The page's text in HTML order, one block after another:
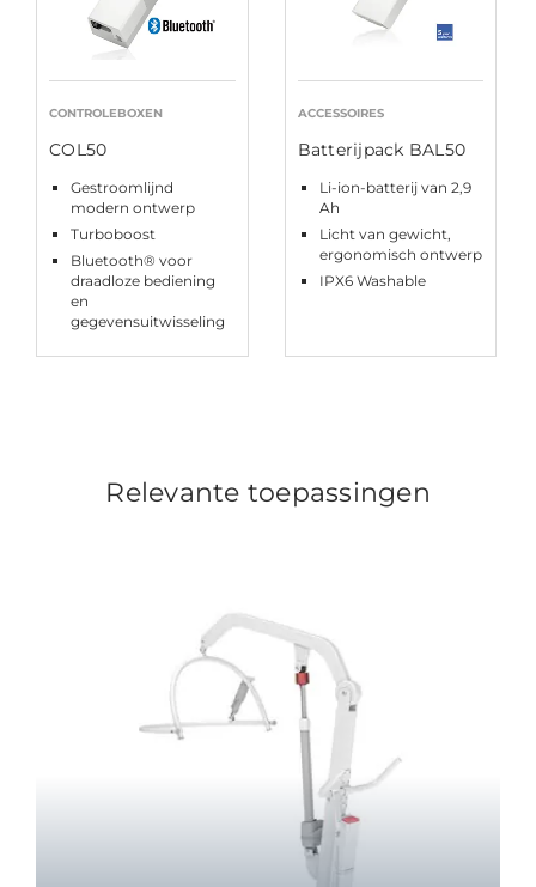
CONTROLEBOXEN
COL50
Gestroomlijnd
modern ontwerp
Turboboost
Bluetooth® voor
draadloze bediening
en
gegevensuitwisseling
ACCESSOIRES
Batterijpack BAL50
Li-ion-batterij van 2,9
Ah
Licht van gewicht,
ergonomisch ontwerp
IPX6 Washable
Relevante toepassingen